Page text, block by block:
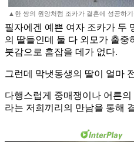
▲한 쌍의 원앙처럼 조카가 결혼에 성공하
필자에겐 예쁜 여자 조카가 두
의 딸들인데 둘 다 외모가 출중
붓감으로 흠잡을 데가 없다.
그런데 막냇동생의 딸이 얼마
다행스럽게 중매쟁이나 어른의
라는 저희끼리의 만남을 통해